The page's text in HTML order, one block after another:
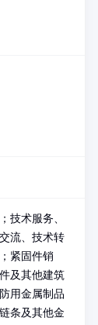
技术服务、
流、技术转
紧固件销
及其他建筑
用金属制品
条及其他金